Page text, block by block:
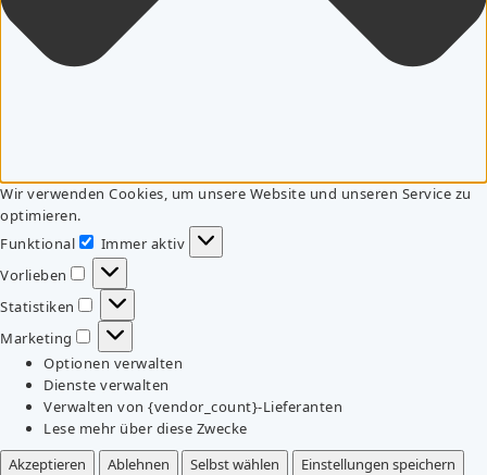
Wir verwenden Cookies, um unsere Website und unseren Service zu
optimieren.
Funktional
Funktional
Immer aktiv
Vorlieben
Vorlieben
Statistiken
Statistiken
Marketing
Marketing
Optionen verwalten
Dienste verwalten
Verwalten von {vendor_count}-Lieferanten
Lese mehr über diese Zwecke
Akzeptieren
Ablehnen Selbst wählen
Einstellungen speichern